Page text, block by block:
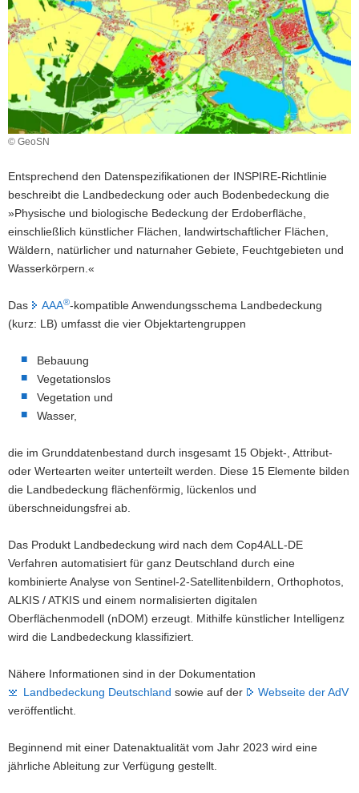
a
v
a
t
i
o
© GeoSN
Entsprechend den Datenspezifikationen der INSPIRE-Richtlinie
beschreibt die Landbedeckung oder auch Bodenbedeckung die
»Physische und biologische Bedeckung der Erdoberfläche,
einschließlich künstlicher Flächen, landwirtschaftlicher Flächen,
Wäldern, natürlicher und naturnaher Gebiete, Feuchtgebieten und
Wasserkörpern.«
Das AAA®-kompatible Anwendungsschema Landbedeckung
(kurz: LB) umfasst die vier Objektartengruppen
Bebauung
Vegetationslos
Vegetation und
Wasser,
die im Grunddatenbestand durch insgesamt 15 Objekt-, Attribut-
oder Wertearten weiter unterteilt werden. Diese 15 Elemente bilden
die Landbedeckung flächenförmig, lückenlos und
überschneidungsfrei ab.
Das Produkt Landbedeckung wird nach dem Cop4ALL-DE
Verfahren automatisiert für ganz Deutschland durch eine
kombinierte Analyse von Sentinel-2-Satellitenbildern, Orthophotos,
ALKIS / ATKIS und einem normalisierten digitalen
Oberflächenmodell (nDOM) erzeugt. Mithilfe künstlicher Intelligenz
wird die Landbedeckung klassifiziert.
Nähere Informationen sind in der Dokumentation
Landbedeckung Deutschland sowie auf der
Webseite der AdV
veröffentlicht.
Beginnend mit einer Datenaktualität vom Jahr 2023 wird eine
jährliche Ableitung zur Verfügung gestellt.